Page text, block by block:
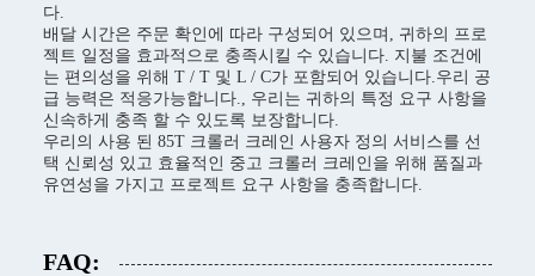
다.
배달 시간은 주문 확인에 따라 구성되어 있으며, 귀하의 프로
젝트 일정을 효과적으로 충족시킬 수 있습니다. 지불 조건에
는 편의성을 위해 T / T 및 L / C가 포함되어 있습니다.우리 공
급 능력은 적응가능합니다., 우리는 귀하의 특정 요구 사항을
신속하게 충족 할 수 있도록 보장합니다.
우리의 사용 된 85T 크롤러 크레인 사용자 정의 서비스를 선
택 신뢰성 있고 효율적인 중고 크롤러 크레인을 위해 품질과
유연성을 가지고 프로젝트 요구 사항을 충족합니다.
FAQ: